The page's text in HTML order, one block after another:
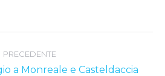
PRECEDENTE
Previous
a Monreale e Casteldaccia